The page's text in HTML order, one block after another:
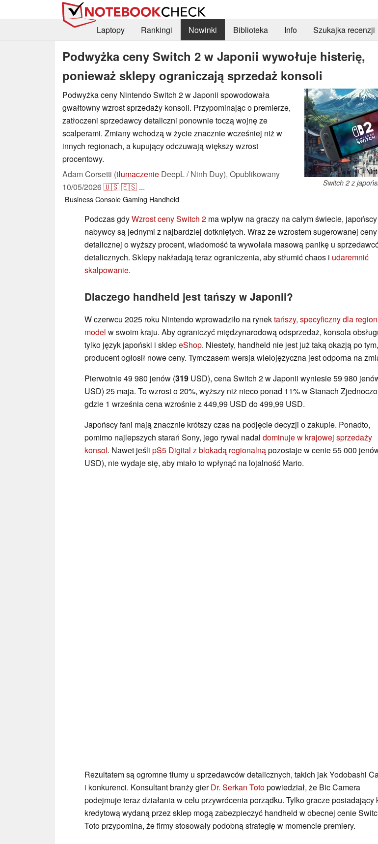
Laptopy
Rankingi Nowinki Biblioteka Info Szukajka recenzji
Podwyżka ceny Switch 2 w Japonii wywołuje histerię,
ponieważ sklepy ograniczają sprzedaż konsoli
ⓘ
Switch 2 z
Podwyżka ceny Nintendo Switch 2 w Japonii spowodowała
gwałtowny wzrost sprzedaży konsoli. Przypominając o premierze,
zatłoczeni sprzedawcy detaliczni ponownie toczą wojnę ze
scalperami. Zmiany wchodzą w życie znacznie wcześniej niż w
innych regionach, a kupujący odczuwają większy wzrost
procentowy.
Adam Corsetti (tłumaczenie DeepL / Ninh Duy), Opublikowany
10/05/2026🇺🇸🇪🇸 ...
BusinessConsoleGaming Handheld
Podczas gdyWzrost ceny Switch 2 ma wpływ na graczy na całym świecie, japońscy
nabywcy są jednymi z najbardziej dotkniętych. Wraz ze wzrostem sugerowanej ceny
detalicznej o wyższy procent, wiadomość ta wywołała masową panikę u
detalicznych. Sklepy nakładają teraz ograniczenia, aby stłumić chaos i udaremnić
skalpowanie.
Dlaczego handheld jest tańszy w Japonii?
W czerwcu 2025 roku Nintendo wprowadziło na rynektańszy, specyficzny dla
model w swoim kraju. Aby ograniczyć międzynarodową odsprzedaż, konsola
tylko język japoński i sklepeShop. Niestety, handheld nie jest już taką okazją po
producent ogłosił nowe ceny. Tymczasem wersja wielojęzyczna jest odporna na
Pierwotnie 49 980 jenów (319 USD), cena Switch 2 w Japonii wyniesie 59 980
USD) 25 maja. To wzrost o 20%, wyższy niż nieco ponad 11% w Stanach
gdzie 1 września cena wzrośnie z 449,99 USD do 499,99 USD.
Japońscy fani mają znacznie krótszy czas na podjęcie decyzji o zakupie. Ponadto,
pomimo najlepszych starań Sony, jego rywal nadal dominuje w krajowej sprzedaży
konsol. Nawet jeśli pS5 Digital z blokadą regionalnąpozostaje w cenie 55 000
USD), nie wydaje się, aby miało to wpłynąć na lojalność Mario.
Rezultatem są ogromne tłumy u sprzedawców detalicznych, takich jak Yodobashi
i konkurenci. Konsultant branży gierDr. Serkan Totopowiedział, że Bic Camera
podejmuje teraz działania w celu przywrócenia porządku. Tylko gracze posiadający
kredytową wydaną przez sklep mogą zabezpieczyć handheld w obecnej cenie
Toto przypomina, że firmy stosowały podobną strategię w momencie premiery.